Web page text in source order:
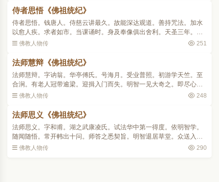
侍者思悟《佛祖统纪》
侍者思悟。钱唐人。侍慈云讲最久。故能深达观道。善持咒法。加水
以愈人疾。求者如市。当课诵时。身及奉像俱出舍利。天圣三年。慈
云欲以智者教卷求入藏。文穆王公将闻之朝。悟曰。此非常事也。小
佛教人物传 251
法师慧辩《佛祖统纪》
法师慧辩。字讷翁。华亭傅氏。号海月。受业普照。初游学天竺。至
合涧。有老人冠带逾梁。迎揖入门而失。明智一见大奇之。即尽心学
教观。明智将老。命居第一座以代讲。一夕梦章安以金篦击其口曰。
佛教人物传 248
法师思义《佛祖统纪》
法师思义。字和甫。湖之武康凌氏。试法华中第一得度。依明智学。
随闻随悟。常开帏出十问。师答之悉契旨。明智退居草堂。众送入
室。既散师犹侍右。智曰。汝适何见。答曰。见大众拜而退。智曰。
佛教人物传 290